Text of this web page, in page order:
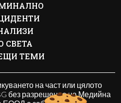
СВЕТА
ТЕМИ
на част или цялото
без разрешение на Медийна